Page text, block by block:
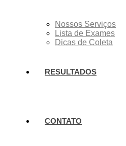
Nossos Serviços
Lista de Exames
Dicas de Coleta
RESULTADOS
CONTATO